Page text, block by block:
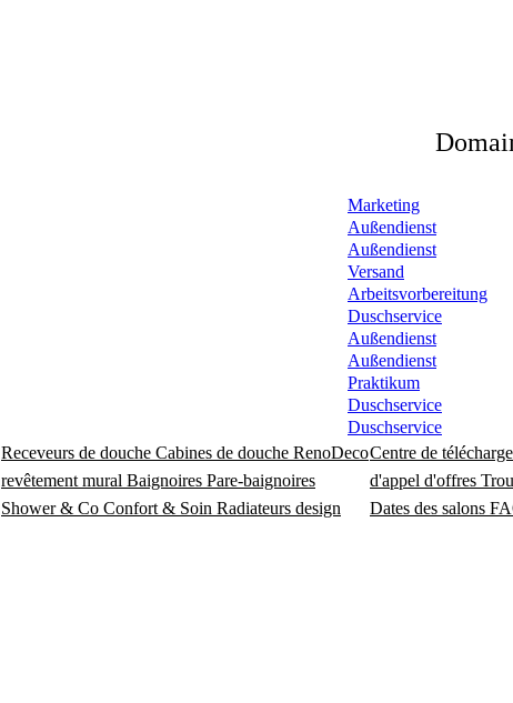
Marketing
Außendienst
Außendienst
Versand
Arbeitsvorbereitung
Duschservice
Außendienst
Außendienst
Praktikum
Duschservice
Duschservice
Receveurs de douche Cabines de douche RenoDeco
revêtement mural Baignoires Pare-baignoires
Shower & Co Confort & Soin Radiateurs design
Centre de
d'appel d'offres
Dates des salons